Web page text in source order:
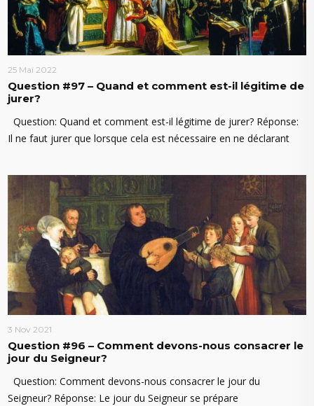
25 Mai 2022
Question #97 – Quand et comment est-il légitime de
jurer?
Question: Quand et comment est-il légitime de jurer? Réponse:
Il ne faut jurer que lorsque cela est nécessaire en ne déclarant
3 Nov 2021
Question #96 – Comment devons-nous consacrer le
jour du Seigneur?
Question: Comment devons-nous consacrer le jour du
Seigneur? Réponse: Le jour du Seigneur se prépare